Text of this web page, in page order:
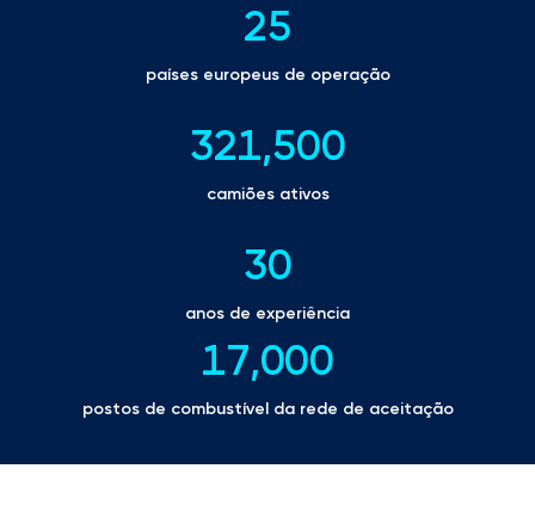
25
países europeus de operação
321,500
camiões ativos
30
anos de experiência
17,000
postos de combustível da rede de aceitação